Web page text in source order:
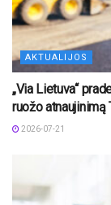
AKTUALIJOS
„Via Lietuva“
ruožo atnaujinimą
2026-07-21